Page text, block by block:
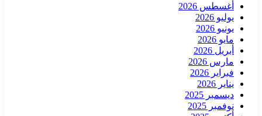
أغسطس 2026
يوليو 2026
يونيو 2026
مايو 2026
أبريل 2026
مارس 2026
فبراير 2026
يناير 2026
ديسمبر 2025
نوفمبر 2025